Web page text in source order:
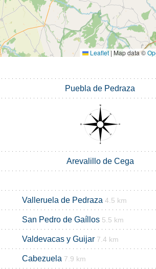
Leaflet | Map data ©
Puebla de Pedraza
Arevalillo de Cega
Valleruela de Pedraza 4.5 km
San Pedro de Gaíllos 5.5 km
Valdevacas y Guijar 7.4 km
Cabezuela 7.9 km